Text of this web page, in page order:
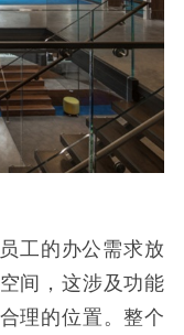
工的办公需求放
间，这涉及功能
理的位置。整个